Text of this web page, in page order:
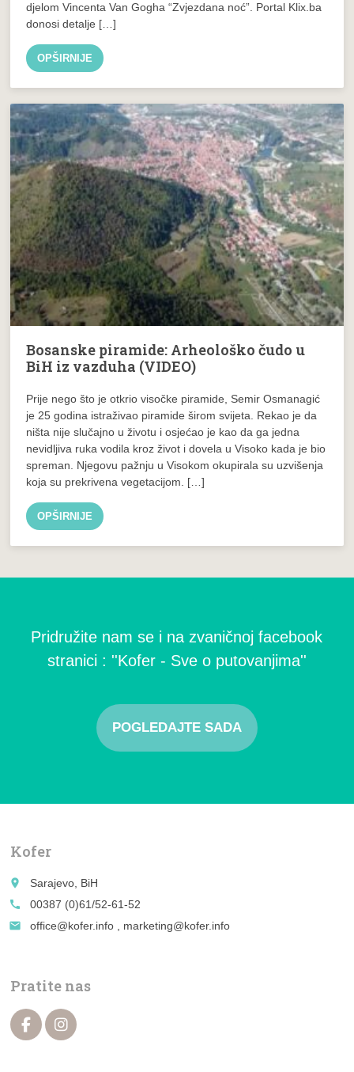
djelom Vincenta Van Gogha “Zvjezdana noć”. Portal Klix.ba
donosi detalje […]
OPŠIRNIJE
Bosanske piramide: Arheološko čudo u
BiH iz vazduha (VIDEO)
Prije nego što je otkrio visočke piramide, Semir Osmanagić
je 25 godina istraživao piramide širom svijeta. Rekao je da
ništa nije slučajno u životu i osjećao je kao da ga jedna
nevidljiva ruka vodila kroz život i dovela u Visoko kada je bio
spreman. Njegovu pažnju u Visokom okupirala su uzvišenja
koja su prekrivena vegetacijom. […]
OPŠIRNIJE
Pridružite nam se i na zvaničnoj facebook
stranici : ''Kofer - Sve o putovanjima''
POGLEDAJTE SADA
Kofer
place
Sarajevo, BiH
call
00387 (0)61/52-61-52
email
office@kofer.info , marketing@kofer.info
Pratite nas